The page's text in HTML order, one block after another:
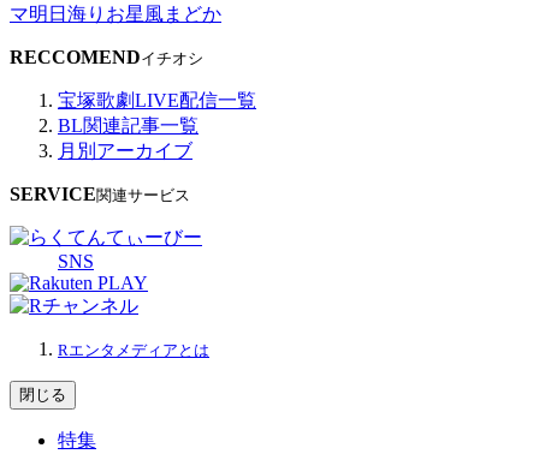
マ明日海りお星風まどか
RECCOMENDイチオシ
宝塚歌劇LIVE配信一覧
BL関連記事一覧
月別アーカイブ
SERVICE関連サービス
SNS
Rエンタメディアとは
閉じる
特集